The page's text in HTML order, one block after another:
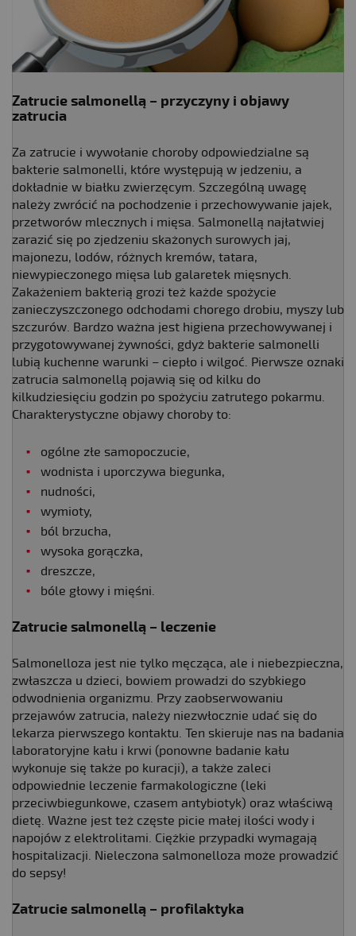
Zatrucie salmonellą – przyczyny i objawy
zatrucia
Za zatrucie i wywołanie choroby odpowiedzialne są
bakterie salmonelli, które występują w jedzeniu, a
dokładnie w białku zwierzęcym. Szczególną uwagę
należy zwrócić na pochodzenie i przechowywanie jajek,
przetworów mlecznych i mięsa. Salmonellą najłatwiej
zarazić się po zjedzeniu skażonych surowych jaj,
majonezu, lodów, różnych kremów, tatara,
niewypieczonego mięsa lub galaretek mięsnych.
Zakażeniem bakterią grozi też każde spożycie
zanieczyszczonego odchodami chorego drobiu, myszy lub
szczurów. Bardzo ważna jest higiena przechowywanej i
przygotowywanej żywności, gdyż bakterie salmonelli
lubią kuchenne warunki – ciepło i wilgoć. Pierwsze oznaki
zatrucia salmonellą pojawią się od kilku do
kilkudziesięciu godzin po spożyciu zatrutego pokarmu.
Charakterystyczne objawy choroby to:
ogólne złe samopoczucie,
wodnista i uporczywa biegunka,
nudności,
wymioty,
ból brzucha,
wysoka gorączka,
dreszcze,
bóle głowy i mięśni.
Zatrucie salmonellą – leczenie
Salmonelloza jest nie tylko męcząca, ale i niebezpieczna,
zwłaszcza u dzieci, bowiem prowadzi do szybkiego
odwodnienia organizmu. Przy zaobserwowaniu
przejawów zatrucia, należy niezwłocznie udać się do
lekarza pierwszego kontaktu. Ten skieruje nas na badania
laboratoryjne kału i krwi (ponowne badanie kału
wykonuje się także po kuracji), a także zaleci
odpowiednie leczenie farmakologiczne (leki
przeciwbiegunkowe, czasem antybiotyk) oraz właściwą
dietę. Ważne jest też częste picie małej ilości wody i
napojów z elektrolitami. Ciężkie przypadki wymagają
hospitalizacji. Nieleczona salmonelloza może prowadzić
do sepsy!
Zatrucie salmonellą – profilaktyka